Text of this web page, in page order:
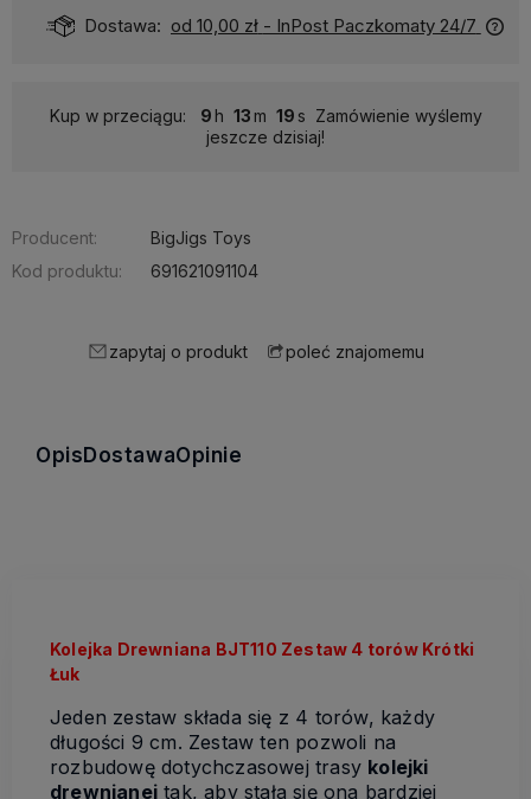
Dostawa: od 10,00 zł - InPost Paczkomaty 24/7
Kup w przeciągu: 9 13 19
Zamówienie wyślemy
jeszcze dzisiaj!
Producent:
BigJigs Toys
Kod produktu:
691621091104
zapytaj o produkt poleć znajomemu
OpisDostawaOpinie
Kolejka Drewniana BJT110 Zestaw 4 torów Krótki
Łuk
Jeden zestaw składa się z 4 torów, każdy
długości 9 cm. Zestaw ten pozwoli na
rozbudowę dotychczasowej trasy kolejki
drewnianej tak, aby stała się ona bardziej